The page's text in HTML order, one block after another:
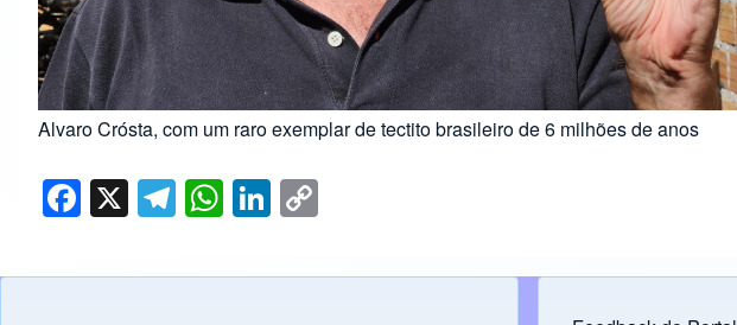
Alvaro Crósta, com um raro exemplar de tectito brasileiro de 6 milhões de anos
F
a
c
X T
el
e
W
h
at
Li
n
k p